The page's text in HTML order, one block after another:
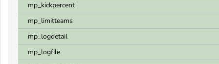
mp_kickpercent
mp_limitteams
mp_logdetail
mp_logfile